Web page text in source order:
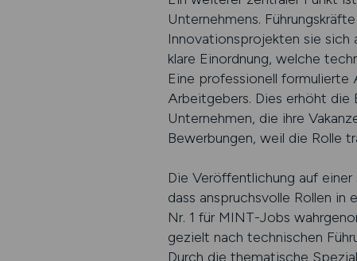
Unternehmens.
Innovationsprojekten sie sich
klare Einordnung, welche
Eine professionell formulierte
Arbeitgebers. Dies erhöht die
Unternehmen, die ihre
Bewerbungen, weil die Rolle
Die Veröffentlichung auf
dass anspruchsvolle Rollen
Nr. 1 für MINT-Jobs
gezielt nach technischen
Durch die thematische